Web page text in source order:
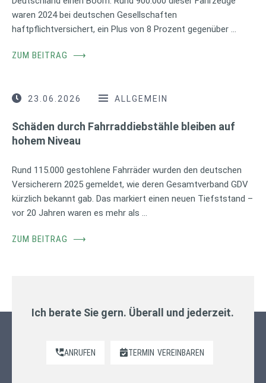
waren 2024 bei deutschen Gesellschaften
haftpflichtversichert, ein Plus von 8 Prozent gegenüber …
ZUM BEITRAG ⟶
23.06.2026 ALLGEMEIN
Schäden durch Fahrraddiebstähle bleiben auf
hohem Niveau
Rund 115.000 gestohlene Fahrräder wurden den deutschen
Versicherern 2025 gemeldet, wie deren Gesamtverband GDV
kürzlich bekannt gab. Das markiert einen neuen Tiefststand –
vor 20 Jahren waren es mehr als …
ZUM BEITRAG ⟶
Ich berate Sie gern. Überall und jederzeit.
ANRUFEN TERMIN VEREINBAREN